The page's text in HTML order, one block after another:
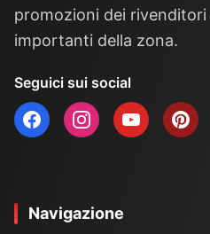
promozioni dei rivenditori
importanti della zona.
Seguici sui social
Navigazione